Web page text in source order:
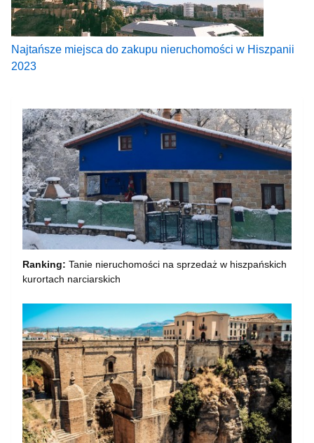
Najtańsze miejsca do zakupu nieruchomości w Hiszpanii
2023
Ranking: Tanie nieruchomości na sprzedaż w hiszpańskich
kurortach narciarskich